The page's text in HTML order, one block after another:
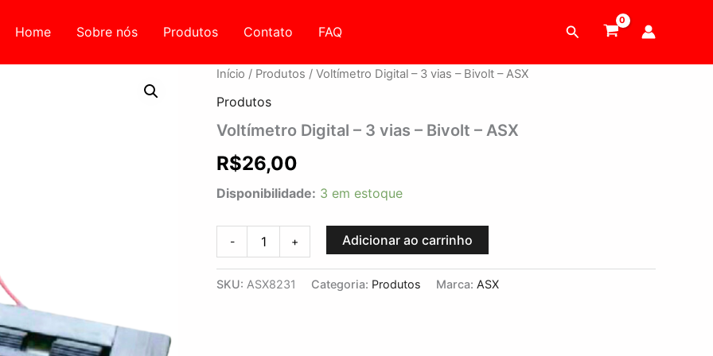
Home Sobre nós Produtos Contato FAQ Pesquisar
Início / Produtos / Voltímetro Digital – 3 vias – Bivolt – ASX
Produtos
Voltímetro Digital – 3 vias – Bivolt – ASX
R$26,00
Disponibilidade: 3 em estoque
-
Voltímetro
-
vias
Bivolt
ASX
+ Adicionar ao carrinho
SKU: ASX8231 Categoria: Produtos Marca: ASX